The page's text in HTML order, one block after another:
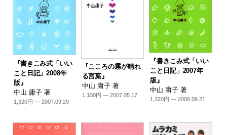
『書きこみ式「いい
こと日記」2008年
版』
中山 庸子 著
1,320円 — 2007.09.29
『こころの霧が晴れ
る言葉』
中山 庸子 著
1,100円 — 2007.05.17
『書きこみ式「いい
こと日記」2007年
版』
中山 庸子 著
1,320円 — 2006.09.21